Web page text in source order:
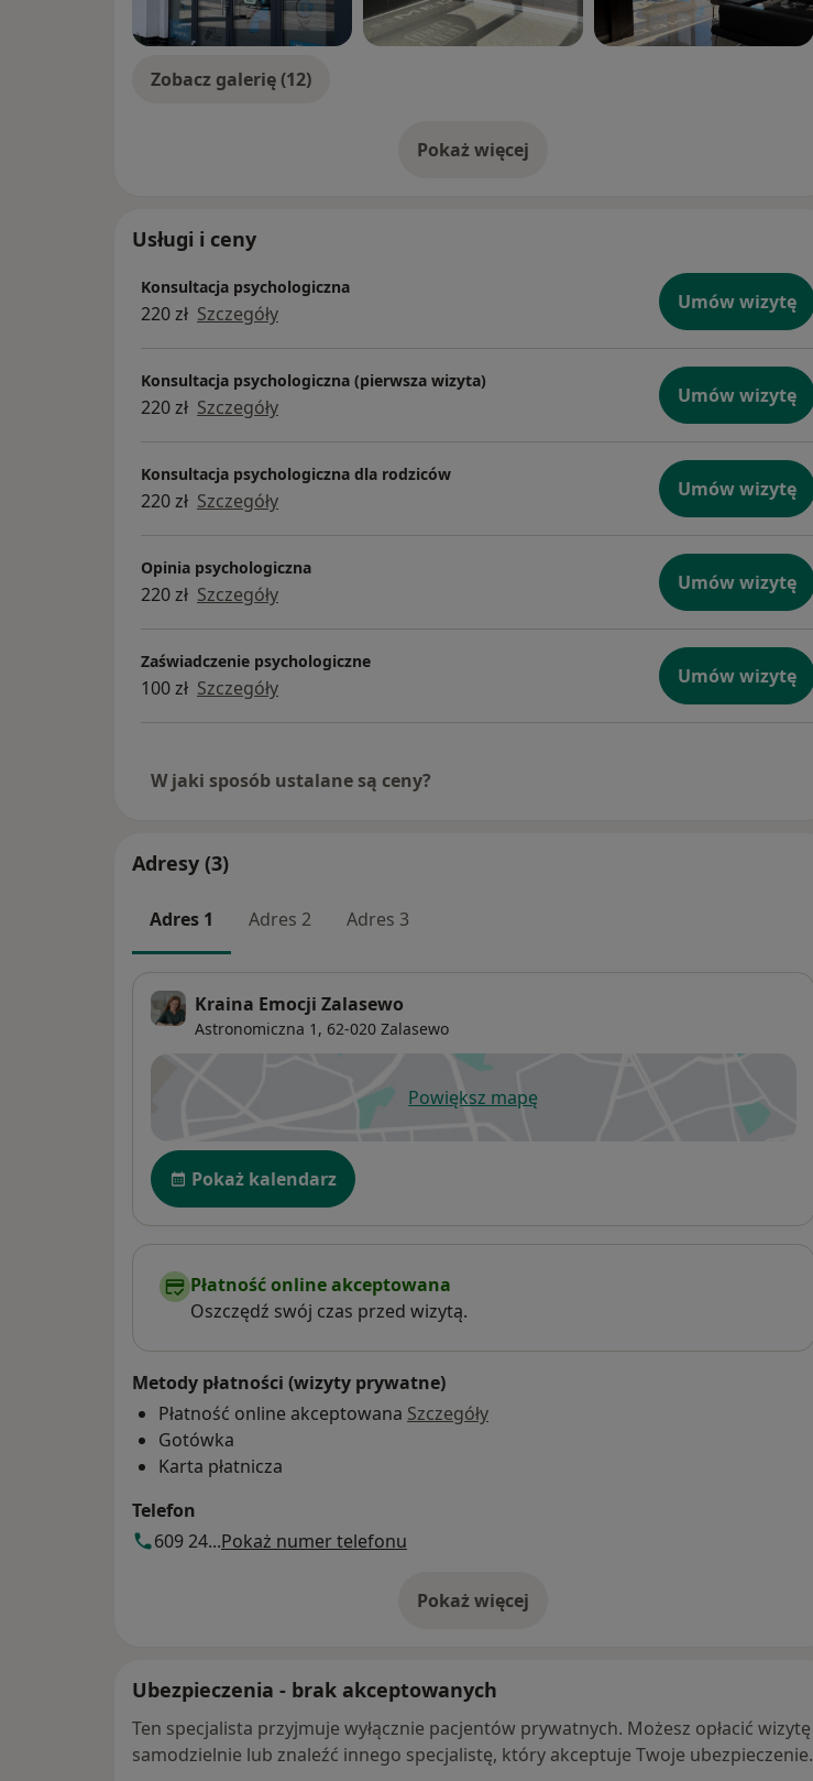
Zobacz galerię (12)
Pokaż więcejo doświadczeniu
Usługi i ceny
Konsultacja psychologiczna
220 zł Szczegóły Umów wizytę
Konsultacja psychologiczna (pierwsza wizyta)
220 zł Szczegóły Umów wizytę
Konsultacja psychologiczna dla rodziców
220 zł Szczegóły Umów wizytę
Opinia psychologiczna
220 zł Szczegóły Umów wizytę
Zaświadczenie psychologiczne
100 zł Szczegóły Umów wizytę
W jaki sposób ustalane są ceny?
Adresy (3)
Adres 1 Adres 2 Adres 3
Kraina Emocji Zalasewo
Astronomiczna 1, 62-020 Zalasewo
Powiększ mapęotwiera się w nowej karcie
Dostępność
Pokaż kalendarz
Płatność online akceptowana
Oszczędź swój czas przed wizytą.
Metody płatności (wizyty prywatne)
Płatność online akceptowana Szczegóły
Gotówka
Karta płatnicza
Telefon
609 24...Pokaż numer telefonu
Pokaż więcej
o adresie
Ubezpieczenia - brak akceptowanych
Ten specjalista przyjmuje wyłącznie pacjentów prywatnych. Możesz opłacić wizytę
samodzielnie lub znaleźć innego specjalistę, który akceptuje Twoje ubezpieczenie.